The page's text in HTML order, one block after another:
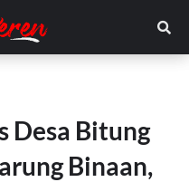
Desa Bitung
Binaan,